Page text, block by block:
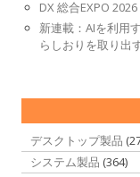
DX 総合EXPO
新連載：AIを利用
らしおりを取り出
デスクトップ製品
システム製品 (364)